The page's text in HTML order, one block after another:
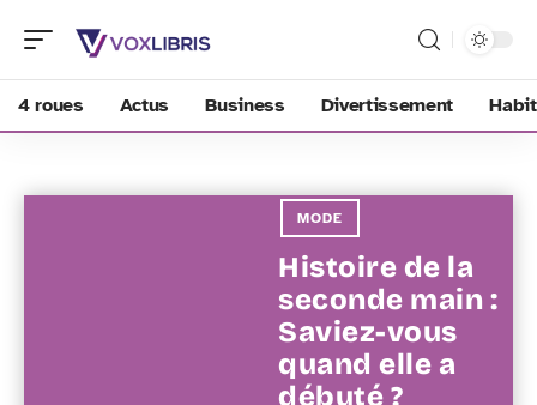
4 roues Actus Business Divertissement
MODE
Histoire de la
seconde main :
Saviez-vous
quand elle a
débuté ?